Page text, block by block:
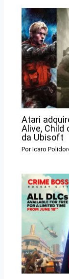
Atari
Alive, Child
da Ubisoft
PorIcaro